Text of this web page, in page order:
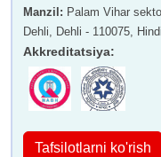
Manzil : Palam Vihar
Dehli, Dehli - 110075,
Akkreditatsiya:
Tafsilotlarni ko'rish